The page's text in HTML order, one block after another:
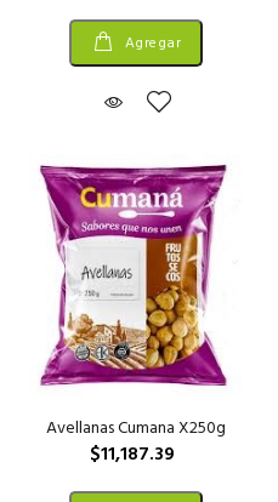
Agregar
Avellanas Cumana X250g
$11,187.39